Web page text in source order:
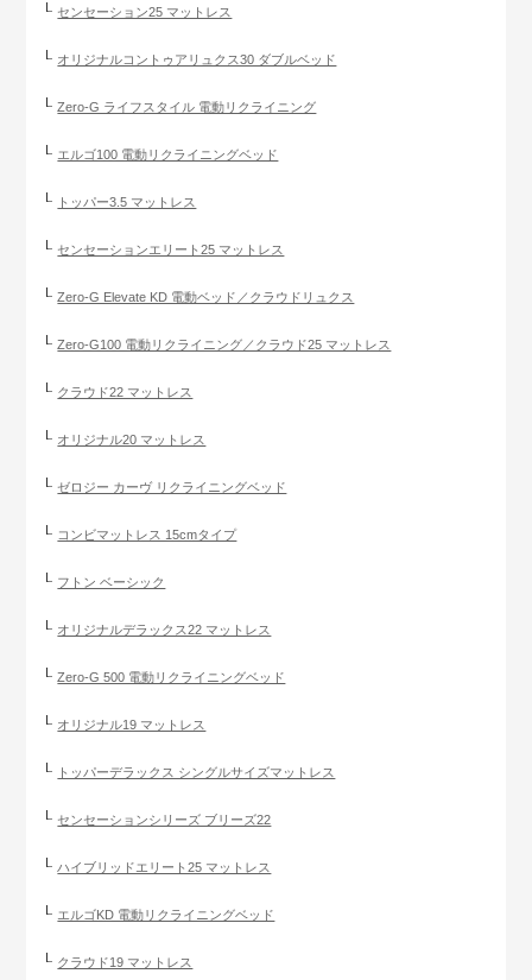
センセーション25 マットレス
オリジナルコントゥアリュクス30 ダブルベッド
Zero-G ライフスタイル 電動リクライニング
エルゴ100 電動リクライニングベッド
トッパー3.5 マットレス
センセーションエリート25 マットレス
Zero-G Elevate KD 電動ベッド／クラウドリュクス
Zero-G100 電動リクライニング／クラウド25 マットレス
クラウド22 マットレス
オリジナル20 マットレス
ゼロジー カーヴ リクライニングベッド
コンビマットレス 15cmタイプ
フトン ベーシック
オリジナルデラックス22 マットレス
Zero-G 500 電動リクライニングベッド
オリジナル19 マットレス
トッパーデラックス シングルサイズマットレス
センセーションシリーズ ブリーズ22
ハイブリッドエリート25 マットレス
エルゴKD 電動リクライニングベッド
クラウド19 マットレス